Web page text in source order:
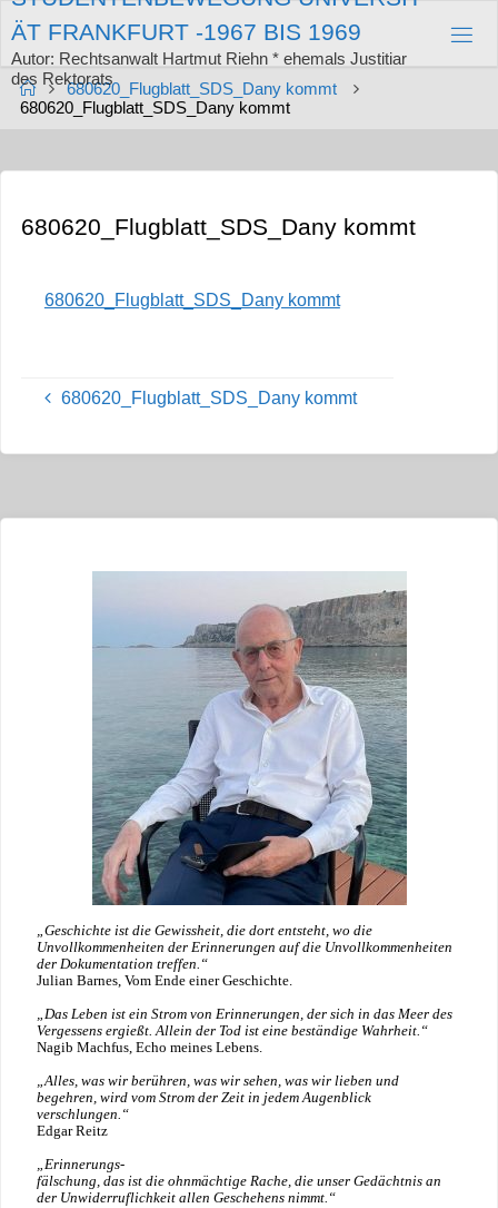
Zum
Inhalt
springen
ÄT FRANKFURT -1967 BIS 1969
Autor: Rechtsanwalt Hartmut Riehn * ehemals Justitiar
des Rektorats
Start680620_Flugblatt_SDS_Dany kommt
680620_Flugblatt_SDS_Dany kommt
680620_Flugblatt_SDS_Dany kommt
680620_Flugblatt_SDS_Dany kommt
680620_Flugblatt_SDS_Dany kommt
„Geschichte ist die Gewissheit, die dort entsteht, wo die
Unvollkommenheiten der Erinnerungen auf die Unvollkommenheiten
der Dokumentation treffen.“
Julian Barnes, Vom Ende einer Geschichte.
„Das Leben ist ein Strom von Erinnerungen, der sich in das Meer des
Vergessens ergießt. Allein der Tod ist eine beständige Wahrheit.“
Nagib Machfus, Echo meines Lebens.
„Alles, was wir berühren, was wir sehen, was wir lieben und
begehren, wird vom Strom der Zeit in jedem Augenblick
verschlungen.“
Edgar Reitz
„Erinnerungs-
fälschung, das ist die ohnmächtige Rache, die unser Gedächtnis an
der Unwiderruflichkeit allen Geschehens nimmt.“